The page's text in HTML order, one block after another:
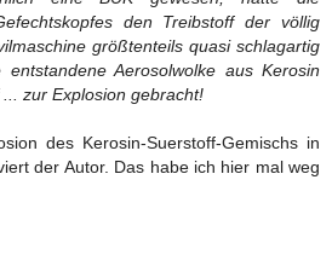
den Treibstoff der völlig
größtenteils quasi schlagartig
Aerosolwolke aus Kerosin
zur Explosion gebracht!
des Kerosin-Suerstoff-Gemischs in
der Autor. Das habe ich hier mal weg